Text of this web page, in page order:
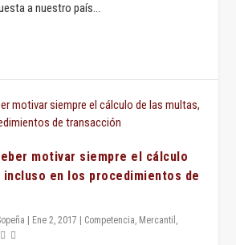
a nuestro país...
motivar siempre el cálculo
incluso en los procedimientos de
Ene 2, 2017 Competencia, Mercantil ,